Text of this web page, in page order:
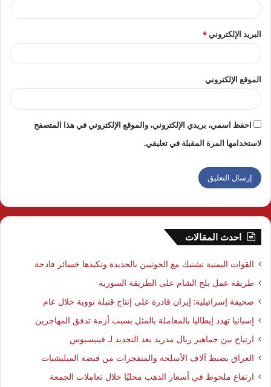
البريد الإلكتروني*
الموقع الإلكتروني
احفظ اسمي، بريدي الإلكتروني، والموقع الإلكتروني في هذا المتصفح
لاستخدامها المرة المقبلة في تعليقي.
احدث المقالات
القوات اليمنية تشتبك مع الحوثيين بالحديدة وتكبدها خسائر فادحة
طريقة عمل بلح الشام على الطريقة السورية
صحيفة إسرائيلية: إيران قادرة على إنتاج قنبلة نووية خلال عام
إسبانيا تهدد إيطاليا بالمعاملة بالمثل بسبب أزمة تدفق المهاجرين
ارتياح بين جماهير ريال مدريد بعد التجديد لـ فينيسيوس
العراق يضبط آلاف الأسلحة والمتفجرات من قبضة الميليشبات
ارتفاع ملحوظ في أسعار الذهب محليًا خلال تعاملات الجمعة